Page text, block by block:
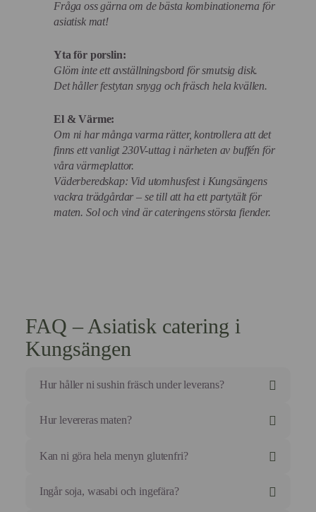
Fråga oss gärna om de bästa kombinationerna för
asiatisk mat!
Yta för porslin:
Glöm inte ett avställningsbord för smutsig disk.
Det håller festytan snygg och fräsch hela kvällen.
El & Värme:
Om ni har många varma rätter, kontrollera att det
finns ett vanligt 230V-uttag i närheten av buffén för
våra värmeplattor.
Väderberedskap: Vid utomhusfest i Kungsängens
vackra trädgårdar – se till att ha ett partytält för
maten. Sol och vind är cateringens största fiender.
FAQ – Asiatisk catering i
Kungsängen
Hur håller ni sushin fräsch under leverans?
Vi använder obruten kylkedja i våra specialbyggda
Vi garanterar att maten håller restaurangkvalitet vid
Hur levereras maten?
Maten kommer vackert upplagd på porslinsfat eller
eleganta engångsfat, redo att ställas direkt på bordet.
som håller temperaturen i flera timmar.
Kan ni göra hela menyn glutenfri?
Ja! Genom att använda tamari (glutenfri soja) och
Ingår soja, wasabi och ingefära?